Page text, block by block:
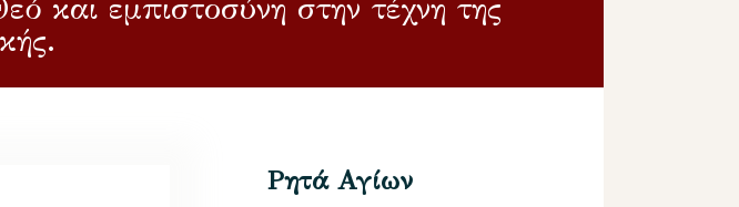
και εμπιστοσύνη στην τέχνη της
Ρητά Αγίων